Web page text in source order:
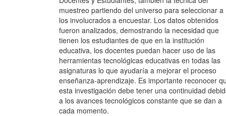
muestreo partiendo del universo para seleccionar a
los involucrados a encuestar. Los datos obtenidos
fueron analizados, demostrando la necesidad que
tienen los estudiantes de que en la institución
educativa, los docentes puedan hacer uso de las
herramientas tecnológicas educativas en todas las
asignaturas lo que ayudaría a mejorar el proceso
enseñanza-aprendizaje. Es importante reconocer
esta investigación debe tener una continuidad
a los avances tecnológicos constante que se dan a
cada momento.